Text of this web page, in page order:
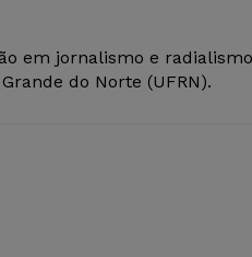
em jornalismo e
do Norte (UFRN).